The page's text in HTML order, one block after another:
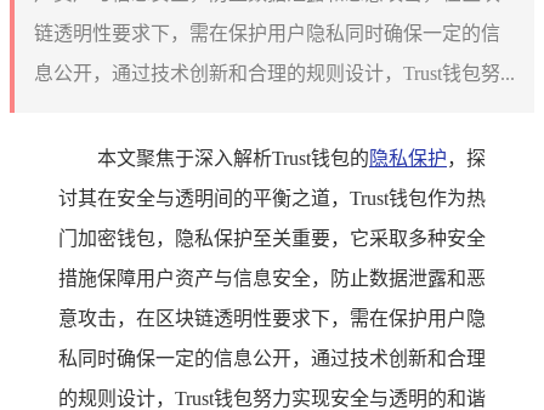
链透明性要求下，需在保护用户隐私同时确保一定的信
息公开，通过技术创新和合理的规则设计，Trust钱包努...
本文聚焦于深入解析Trust钱包的 隐私保护，探
讨其在安全与透明间的平衡之道，Trust钱包作为热
门加密钱包，隐私保护至关重要，它采取多种安全
措施保障用户资产与信息安全，防止数据泄露和恶
意攻击，在区块链透明性要求下，需在保护用户隐
私同时确保一定的信息公开，通过技术创新和合理
的规则设计，Trust钱包努力实现安全与透明的和谐